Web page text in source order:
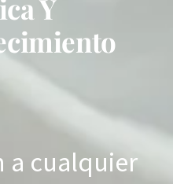
Y
a cualquier